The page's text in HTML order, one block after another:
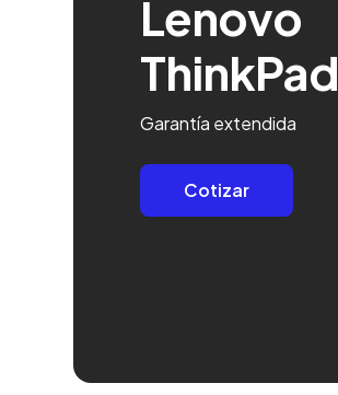
Lenovo
ThinkPad
Garantía extendida
Cotizar